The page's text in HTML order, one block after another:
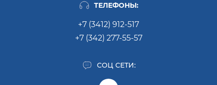
ТЕЛЕФОНЫ:
+7 (3412) 912-517
+7 (342) 277-55-57
СОЦ СЕТИ: